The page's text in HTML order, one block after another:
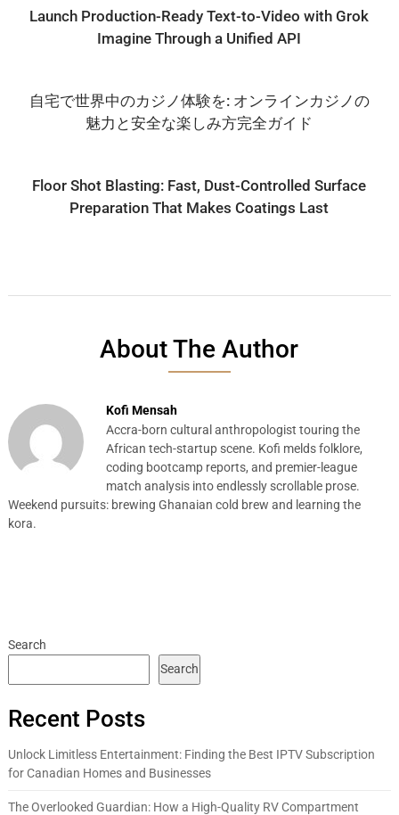
Launch Production-Ready Text-to-Video with Grok
Imagine Through a Unified API
自宅で世界中のカジノ体験を: オンラインカジノの
魅力と安全な楽しみ方完全ガイド
Floor Shot Blasting: Fast, Dust-Controlled Surface
Preparation That Makes Coatings Last
About The Author
Kofi Mensah
Accra-born cultural anthropologist touring the
African tech-startup scene. Kofi melds folklore,
coding bootcamp reports, and premier-league
match analysis into endlessly scrollable prose.
Weekend pursuits: brewing Ghanaian cold brew and learning the
kora.
Search
Search
Recent Posts
Unlock Limitless Entertainment: Finding the Best IPTV Subscription
for Canadian Homes and Businesses
The Overlooked Guardian: How a High-Quality RV Compartment